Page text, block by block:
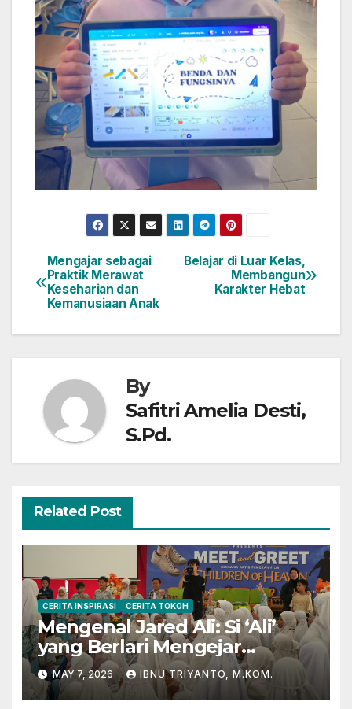
Post
navigation
Belajar di Luar Kelas,
Membangun
Karakter Hebat
Mengajar sebagai
Praktik Merawat
Keseharian dan
Kemanusiaan Anak
By
Safitri Amelia Desti,
S.Pd.
Related Post
CERITA INSPIRASI CERITA TOKOH
Mengenal Jared Ali: Si ‘Ali’
yang Berlari Mengejar
Prestasi di Dunia Film dan
Akademik
MAY 7, 2026 IBNU TRIYANTO, M.KOM.